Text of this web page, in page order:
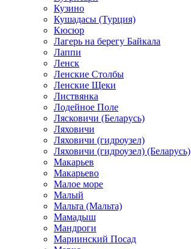
Кузино
Кушадасы (Турция)
Кюсюр
Лагерь на берегу Байкала
Лаппи
Ленск
Ленские Столбы
Ленские Щеки
Листвянка
Лодейное Поле
Лясковичи (Беларусь)
Ляховичи
Ляховичи (гидроузел)
Ляховичи (гидроузел) (Беларусь)
Макарьев
Макарьево
Малое море
Малый
Мальта (Мальта)
Мамадыш
Мандроги
Мариинский Посад